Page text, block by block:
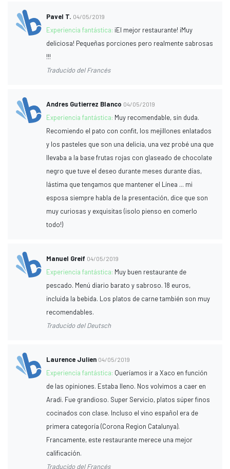
Pavel T. 04/05/2019
Experiencia fantástica: ¡El mejor restaurante! ¡Muy
deliciosa! Pequeñas porciones pero realmente sabrosas
!!!
Traducido del Francés
Andres Gutierrez Blanco 04/05/2019
Experiencia fantástica: Muy recomendable, sin duda.
Recomiendo el pato con confit, los mejillones enlatados
y los pasteles que son una delicia, una vez probé una que
llevaba a la base frutas rojas con glaseado de chocolate
negro que tuve el deseo durante meses durante días,
lástima que tengamos que mantener el Línea ... mi
esposa siempre habla de la presentación, dice que son
muy curiosas y exquisitas (¡solo pienso en comerlo
todo!)
Manuel Greif 04/05/2019
Experiencia fantástica: Muy buen restaurante de
pescado. Menú diario barato y sabroso. 18 euros,
incluida la bebida. Los platos de carne también son muy
recomendables.
Traducido del Deutsch
Laurence Julien 04/05/2019
Experiencia fantástica: Queríamos ir a Xaco en función
de las opiniones. Estaba lleno. Nos volvimos a caer en
Aradi. Fue grandioso. Super Servicio, platos súper finos
cocinados con clase. Incluso el vino español era de
primera categoría (Corona Region Catalunya).
Francamente, este restaurante merece una mejor
calificación.
Traducido del Francés